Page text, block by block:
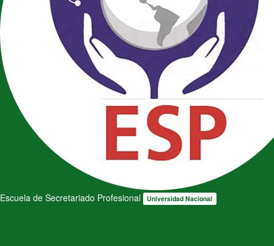
Escuela de Secretariado Profesional Universidad Nacional